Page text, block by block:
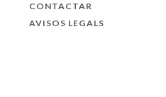
CONTACTAR
AVISOS LEGALS